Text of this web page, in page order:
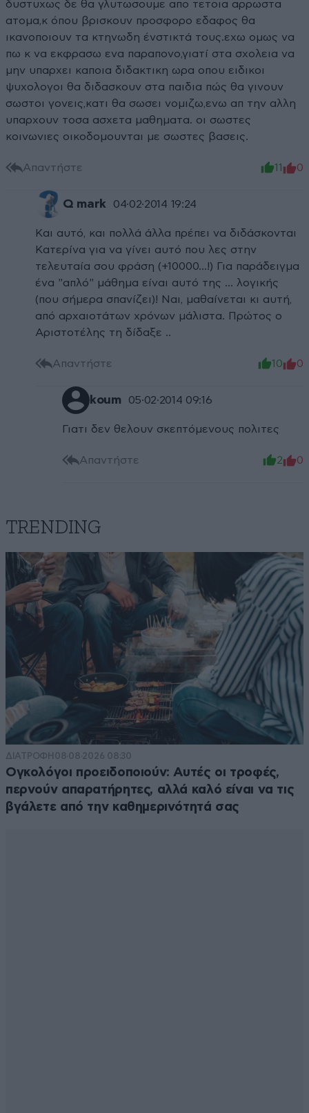
δυστυχως δε θα γλυτωσουμε απο τετοια αρρωστα
ατομα,κ όπου βρισκουν προσφορο εδαφος θα
ικανοποιουν τα κτηνωδη ένστικτά τους.εχω ομως να
πω κ να εκφρασω ενα παραπονο,γιατί στα σχολεια να
μην υπαρχει καποια διδακτικη ωρα οπου ειδικοι
ψυχολογοι θα διδασκουν στα παιδια πώς θα γινουν
σωστοι γονεις,κατι θα σωσει νομιζω,ενω απ την αλλη
υπαρχουν τοσα ασχετα μαθηματα. οι σωστες
κοινωνιες οικοδομουνται με σωστες βασεις.
Απαντήστε 11 0
Q mark 04·02·2014 19:24
Και αυτό, και πολλά άλλα πρέπει να διδάσκονται
Κατερίνα για να γίνει αυτό που λες στην
τελευταία σου φράση (+10000...!) Για παράδειγμα
ένα "απλό" μάθημα είναι αυτό της ... λογικής
(που σήμερα σπανίζει)! Ναι, μαθαίνεται κι αυτή,
από αρχαιοτάτων χρόνων μάλιστα. Πρώτος ο
Αριστοτέλης τη δίδαξε ..
Απαντήστε 10 0
koum 05·02·2014 09:16
Γιατι δεν θελουν σκεπτόμενους πολιτες
Απαντήστε 2 0
TRENDING
ΔΙΑΤΡΟΦΗ 08·08·2026 08:30
Ογκολόγοι προειδοποιούν: Αυτές οι τροφές,
περνούν απαρατήρητες, αλλά καλό είναι να τις
βγάλετε από την καθημερινότητά σας